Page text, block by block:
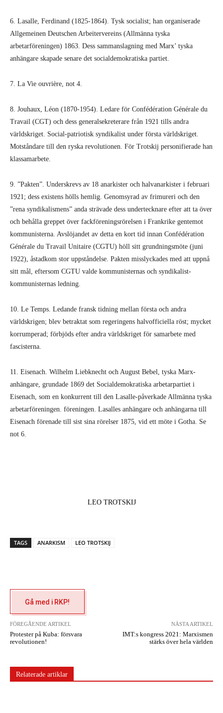
6. Lasalle, Ferdinand (1825-1864). Tysk socialist; han organiserade
Allgemeinen Deutschen Arbeitervereins (Allmänna tyska
arbetarföreningen) 1863. Dess sammanslagning med Marx’ tyska
anhängare skapade senare det socialdemokratiska partiet.
7. La Vie ouvrière, not 4.
8. Jouhaux, Léon (1870-1954). Ledare för Confédération Générale du
Travail (CGT) och dess general­sekreterare från 1921 tills andra
världskriget. Social-patriotisk syndikalist under första världskriget.
Motståndare till den ryska revolutionen. För Trotskij personifierade han
klassamarbete.
9. ”Pakten”. Underskrevs av 18 anarkister och halvanarkister i februari
1921; dess existens hölls hemlig. Genomsyrad av frimureri och den
”rena syndikalismens” anda strävade dess undertecknare efter att ta över
och behålla greppet över fackföreningsrörelsen i Frankrike gentemot
kommunisterna. Avslöjandet av detta en kort tid innan Confédération
Générale du Travail Unitaire (CGTU) höll sitt grundningsmöte (juni
1922), åstadkom stor uppståndelse. Pakten misslyckades med att uppnå
sitt mål, eftersom CGTU valde kommunisternas och syndikalist-
kommunisternas ledning.
10. Le Temps. Ledande fransk tidning mellan första och andra
världskrigen; blev betraktat som regeringens halvofficiella röst; mycket
korrumperad; förbjöds efter andra världskriget för samarbete med
fascisterna.
11. Eisenach. Wilhelm Liebknecht och August Bebel, tyska Marx-
anhängare, grundade 1869 det Social­demo­kratiska arbetarpartiet i
Eisenach, som en konkurrent till den Lasalle-påverkade Allmänna tyska
arbetar­föreningen. föreningen. Lasalles anhängare och anhängarna till
Eisenach förenade till sist sina rörelser 1875, vid ett möte i Gotha. Se
not 6.
LEO TROTSKIJ
TAGS ANARKISM LEO TROTSKIJ
Gå med i RKP!
FÖREGÅENDE ARTIKEL
Protester på Kuba: försvara
revolutionen!
NÄSTA ARTIKEL
IMT:s kongress 2021: Marxismen
stärks över hela världen
Relaterade artiklar